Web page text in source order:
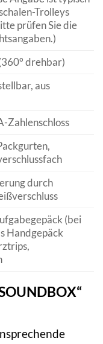
Trolleys
prüfen Sie die
drehbar)
aus
Zahlenschloss
durch
(bei
Handgepäck